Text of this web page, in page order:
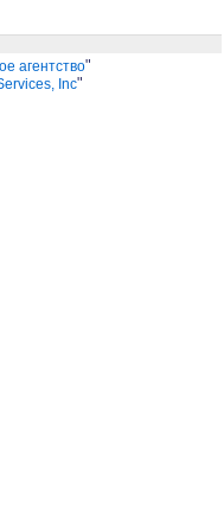
агентство"
Inc"